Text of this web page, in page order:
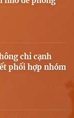
chỉ cạnh
phối hợp nhóm